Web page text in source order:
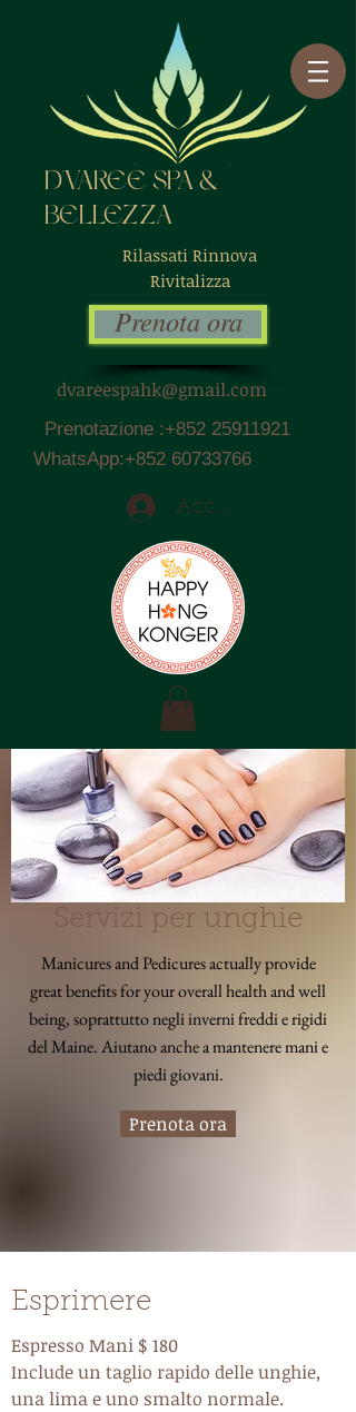
D'VAREE SPA &
BELLEZZA
Rilassati Rinnova
Rivitalizza
Prenota ora
dvareespahk@gmail.com
Prenotazione :+852 25911921
WhatsApp:+852 60733766
Accedi
Servizi per unghie
Manicures and Pedicures actually provide
great benefits for your overall health and well
being, soprattutto negli inverni freddi e rigidi
del Maine. Aiutano anche a mantenere mani e
piedi giovani.
Prenota ora
Esprimere
Espresso Mani $ 180
Include un taglio rapido delle unghie,
una lima e uno smalto normale.